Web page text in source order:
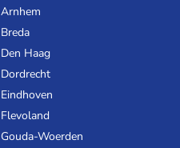
Arnhem
Breda
Den Haag
Dordrecht
Eindhoven
Flevoland
Gouda-Woerden